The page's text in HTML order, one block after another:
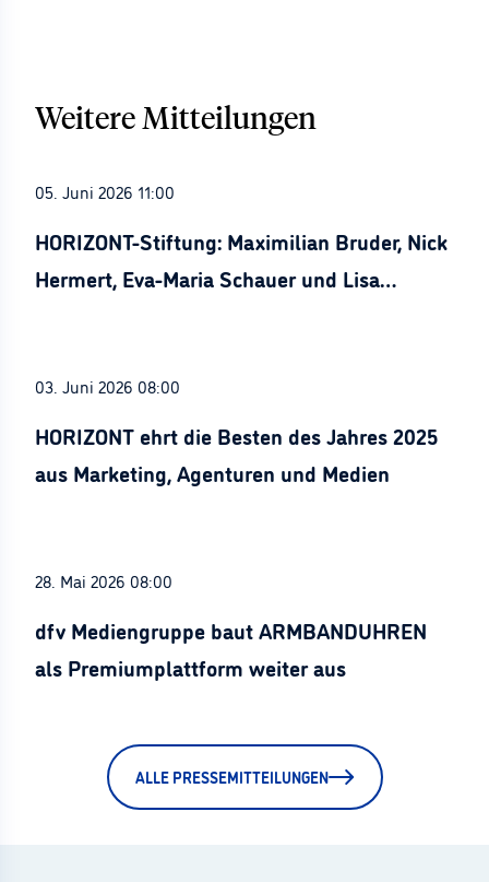
Weitere Mitteilungen
05. Juni 2026 11:00
HORIZONT-Stiftung: Maximilian Bruder, Nick
Hermert, Eva-Maria Schauer und Lisa
03. Juni 2026 08:00
HORIZONT ehrt die Besten des Jahres 2025
aus Marketing, Agenturen und Medien
28. Mai 2026 08:00
dfv Mediengruppe baut ARMBANDUHREN
als Premiumplattform weiter aus
ALLE PRESSEMITTEILUNGEN